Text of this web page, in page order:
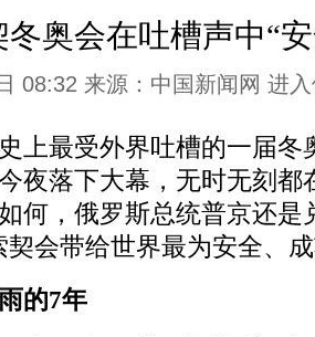
冬奥会在吐槽声中“
08:32 来源：中国新闻网 进
最受外界吐槽的一届冬
夜落下大幕，无时无刻都
何，俄罗斯总统普京还是
契会带给世界最为安全、
的7年